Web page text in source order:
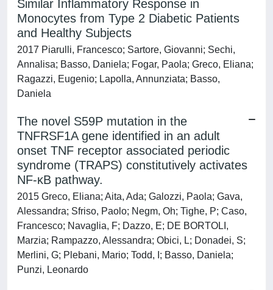
Similar Inflammatory Response in
Monocytes from Type 2 Diabetic Patients
and Healthy Subjects
2017 Piarulli, Francesco; Sartore, Giovanni; Sechi,
Annalisa; Basso, Daniela; Fogar, Paola; Greco, Eliana;
Ragazzi, Eugenio; Lapolla, Annunziata; Basso,
Daniela
The novel S59P mutation in the
TNFRSF1A gene identified in an adult
onset TNF receptor associated periodic
syndrome (TRAPS) constitutively activates
NF-κB pathway.
2015 Greco, Eliana; Aita, Ada; Galozzi, Paola; Gava,
Alessandra; Sfriso, Paolo; Negm, Oh; Tighe, P; Caso,
Francesco; Navaglia, F; Dazzo, E; DE BORTOLI,
Marzia; Rampazzo, Alessandra; Obici, L; Donadei, S;
Merlini, G; Plebani, Mario; Todd, I; Basso, Daniela;
Punzi, Leonardo